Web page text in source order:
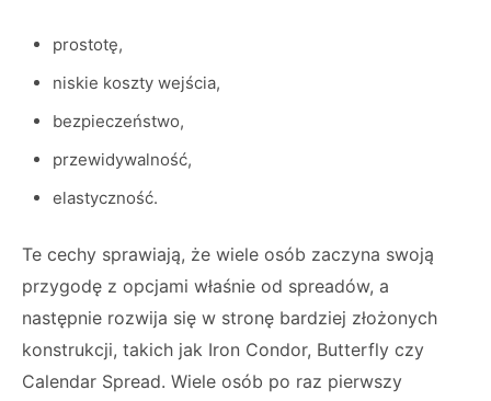
prostotę,
niskie koszty wejścia,
bezpieczeństwo,
przewidywalność,
elastyczność.
Te cechy sprawiają, że wiele osób zaczyna swoją
przygodę z opcjami właśnie od spreadów, a
następnie rozwija się w stronę bardziej złożonych
konstrukcji, takich jak Iron Condor, Butterfly czy
Calendar Spread. Wiele osób po raz pierwszy